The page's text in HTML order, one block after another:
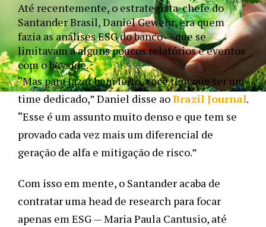
Até recentemente, o estrategista-chefe do
Santander Brasil, Daniel Gewehr, era quem
fazia as análises ESG do banco — que se
limitavam a alguns poucos relatórios e eventos
com o buyside.
“Mas para fazer bem feito, você tem que ter um
time dedicado,” Daniel disse ao Brazil Journal.
“Esse é um assunto muito denso e que tem se
provado cada vez mais um diferencial de
geração de alfa e mitigação de risco.”
Com isso em mente, o Santander acaba de
contratar uma head de research para focar
apenas em ESG — Maria Paula Cantusio, até